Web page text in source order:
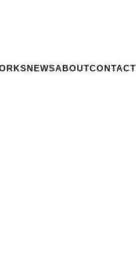
NEWSABOUTCONTACT